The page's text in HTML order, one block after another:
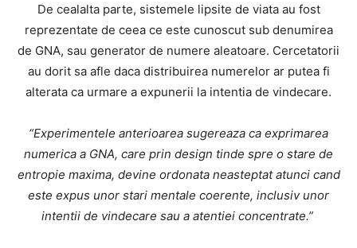
De cealalta parte, sistemele lipsite de viata au fost
reprezentate de ceea ce este cunoscut sub denumirea
de GNA, sau generator de numere aleatoare. Cercetatorii
au dorit sa afle daca distribuirea numerelor ar putea fi
alterata ca urmare a expunerii la intentia de vindecare.
“Experimentele anterioarea sugereaza ca exprimarea
numerica a GNA, care prin design tinde spre o stare de
entropie maxima, devine ordonata neasteptat atunci cand
este expus unor stari mentale coerente, inclusiv unor
intentii de vindecare sau a atentiei concentrate.”